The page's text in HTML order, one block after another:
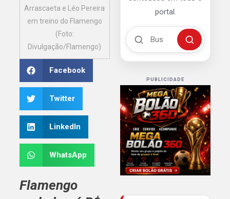
Arrascaeta e Léo Pereira
em treino do Flamengo
(Foto:
Divulgação/Flamengo)
Facebook
Twitter
LinkedIn
WhatsApp
Flamengo
portal.
Buscar no Mengão 360
Buscar
PUBLICIDADE